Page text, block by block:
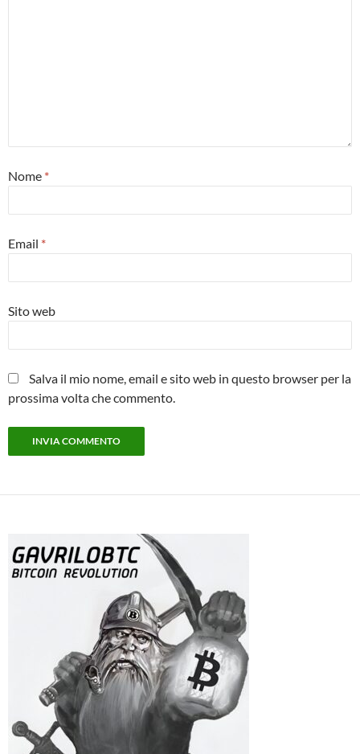
Nome *
Email *
Sito web
Salva il mio nome, email e sito web in questo browser per la
prossima volta che commento.